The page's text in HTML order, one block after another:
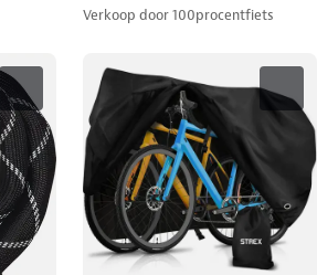
Verkoop door100procentfiets